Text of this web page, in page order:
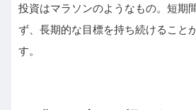
投資はマラソンのようなもの。短期
ず、長期的な目標を持ち続けること
す。